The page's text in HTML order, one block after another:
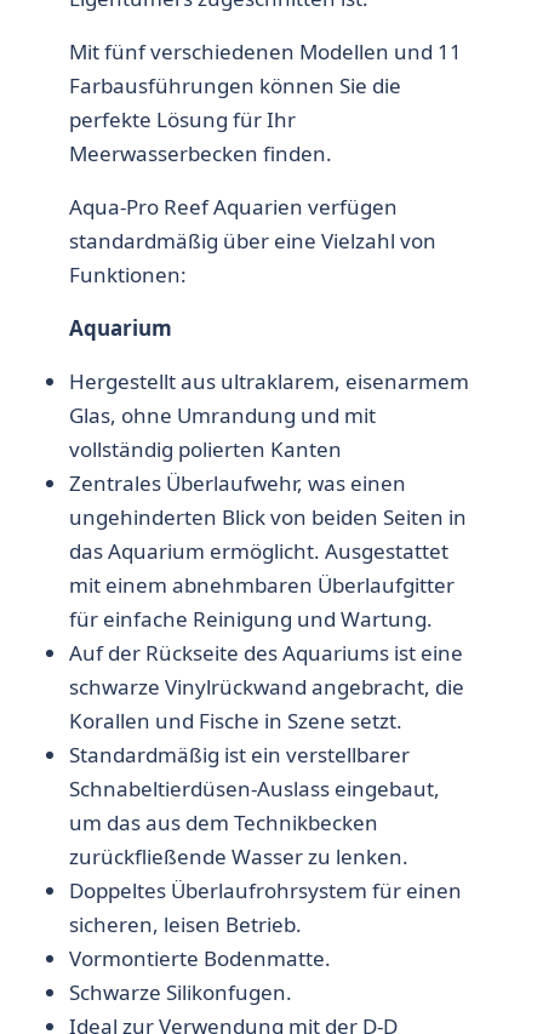
Mit fünf verschiedenen Modellen und 11
Farbausführungen können Sie die
perfekte Lösung für Ihr
Meerwasserbecken finden.
Aqua-Pro Reef Aquarien verfügen
standardmäßig über eine Vielzahl von
Funktionen:
Aquarium
Hergestellt aus ultraklarem, eisenarmem
Glas, ohne Umrandung und mit
vollständig polierten Kanten
Zentrales Überlaufwehr, was einen
ungehinderten Blick von beiden Seiten in
das Aquarium ermöglicht. Ausgestattet
mit einem abnehmbaren Überlaufgitter
für einfache Reinigung und Wartung.
Auf der Rückseite des Aquariums ist eine
schwarze Vinylrückwand angebracht, die
Korallen und Fische in Szene setzt.
Standardmäßig ist ein verstellbarer
Schnabeltierdüsen-Auslass eingebaut,
um das aus dem Technikbecken
zurückfließende Wasser zu lenken.
Doppeltes Überlaufrohrsystem für einen
sicheren, leisen Betrieb.
Vormontierte Bodenmatte.
Schwarze Silikonfugen.
Ideal zur Verwendung mit der D-D